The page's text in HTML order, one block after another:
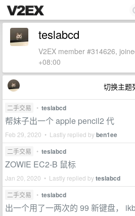
teslabcd
V2EX member #314626,
+08:00
切换主题
二手交易 • teslabcd
帮妹子出一个 apple pencil2 代
Feb 29, 2020 • Lastly replied byben1ee
二手交易 • teslabcd
ZOWIE EC2-B 鼠标
Jan 20, 2020 • Lastly replied byteslabcd
二手交易 • teslabcd
出一个用了一两次的 99 新键盘，